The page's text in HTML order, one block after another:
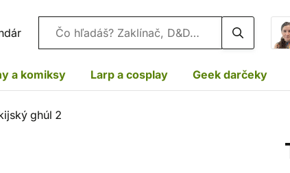
Vyhľadávanie
a komiksy Larp a cosplay Geek darčeky
ghúl 2